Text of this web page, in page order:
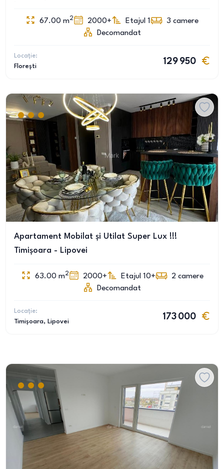
67.00 m2 2000+ Etajul 1 3 camere
Decomandat
Locație:
Florești
129 950
Apartament Mobilat și Utilat Super Lux !!!
Timișoara - Lipovei
63.00 m2 2000+ Etajul 10+ 2 camere
Decomandat
Locație:
Timișoara, Lipovei
173 000